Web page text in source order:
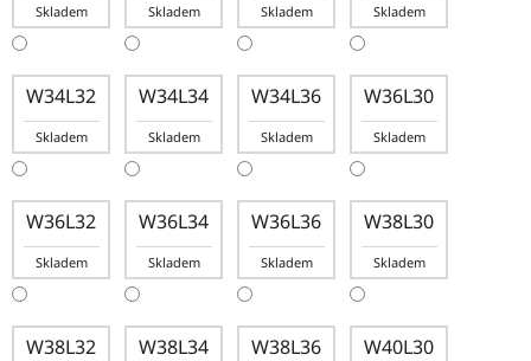
Skladem Skladem Skladem Skladem
W34L32
Skladem
W34L34
Skladem
W34L36
Skladem
W36L30
Skladem
W36L32
Skladem
W36L34
Skladem
W36L36
Skladem
W38L30
Skladem
W38L32 W38L34 W38L36 W40L30